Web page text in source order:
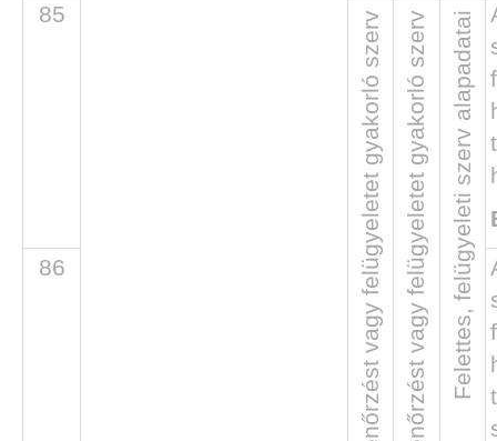
85
Felettes, felügyeleti szerv alapadatai
86